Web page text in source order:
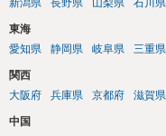
東海
愛知県
静岡県 岐阜県 三重県
関西
大阪府
兵庫県 京都府 滋賀県
中国